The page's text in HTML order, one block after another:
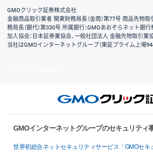
GMOクリック証券株式会社
金融商品取引業者 関東財務局長（金商）第77号 商品先物
務局長（銀代）第330号 所属銀行：GMOあおぞらネット銀
加入協会：日本証券業協会、一般社団法人 金融先物取引業
当社はGMOインターネットグループ（東証プライム上場
GMOインターネットグループのセキュリティ
世界初総合ネットセキュリティサービス「GMOセキ